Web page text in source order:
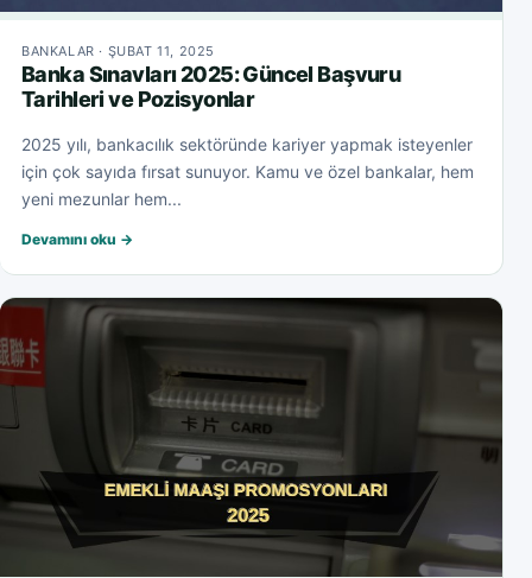
BANKALAR · ŞUBAT 11, 2025
Banka Sınavları 2025: Güncel Başvuru
Tarihleri ve Pozisyonlar
2025 yılı, bankacılık sektöründe kariyer yapmak isteyenler
için çok sayıda fırsat sunuyor. Kamu ve özel bankalar, hem
yeni mezunlar hem...
Devamını oku →